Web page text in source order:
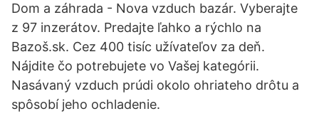
Dom a záhrada - Nova vzduch bazár. Vyberajte
z 97 inzerátov. Predajte ľahko a rýchlo na
Bazoš.sk. Cez 400 tisíc užívateľov za deň.
Nájdite čo potrebujete vo Vašej kategórii.
Nasávaný vzduch prúdi okolo ohriateho drôtu a
spôsobí jeho ochladenie.